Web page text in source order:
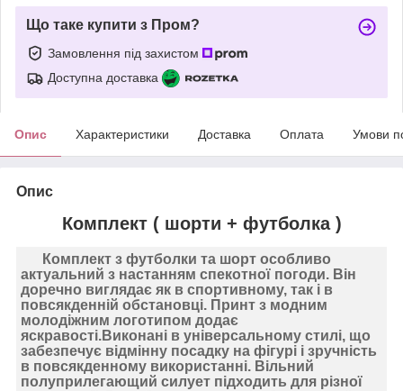
Що таке купити з Пром?
Замовлення під захистом
Доступна доставка
Опис Характеристики Доставка Оплата Умови
Опис
Комплект ( шорти + футболка )
Комплект з футболки та шорт особливо
актуальний з настанням спекотної погоди. Він
доречно виглядає як в спортивному, так і в
повсякденній обстановці. Принт з модним
молодіжним логотипом додає
яскравості.Виконані в універсальному стилі, що
забезпечує відмінну посадку на фігурі і зручність
в повсякденному використанні. Вільний
полуприлегающий силует підходить для різної